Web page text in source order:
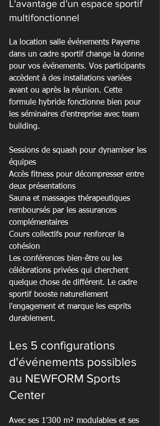
L'avantage d'un espace sportif
multifonctionnel
La location salle événements Payerne
dans un cadre sportif change la donne
pour vos événements. Vos participants
accèdent à des installations variées
avant ou après la réunion. Cette
formule hybride fonctionne bien pour
les séminaires d'entreprise avec team
building.
Sessions de squash pour dynamiser les
équipes
Accès fitness pour décompresser entre
deux présentations
Sauna et massages thérapeutiques
remboursés par les assurances
complémentaires
Cours collectifs pour renforcer la
cohésion
Les conférences bien-être ou les
célébrations privées qui cherchent
quelque chose de différent. Le cadre
sportif booste naturellement
l'engagement et marque les esprits
durablement.
Les 5 configurations
d'événements possibles
au NEWFORM Sports
Center
Avec ses 1'300 m² modulables et ses